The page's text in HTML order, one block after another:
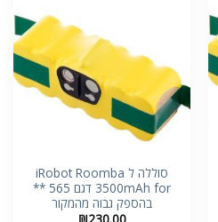
סוללה ל iRobot Roomba
3500mAh for דגם 565 **
בהספק גבוה מהמקור